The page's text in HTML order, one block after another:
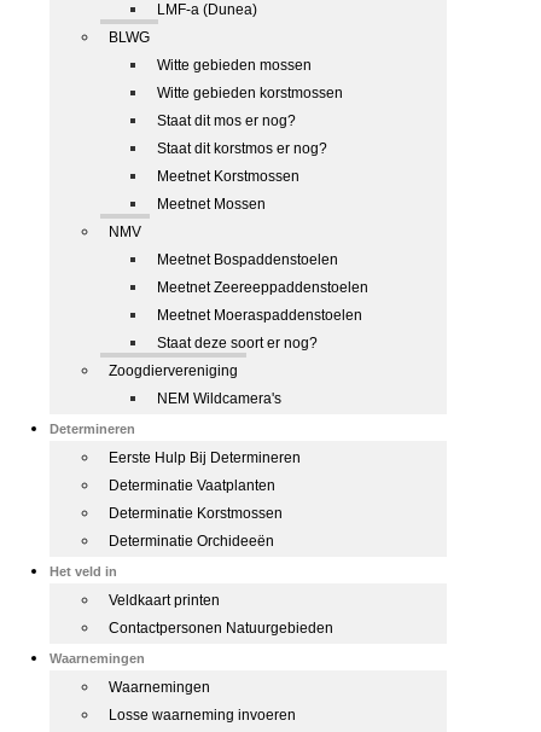
LMF-a (Dunea)
BLWG
Witte gebieden mossen
Witte gebieden korstmossen
Staat dit mos er nog?
Staat dit korstmos er nog?
Meetnet Korstmossen
Meetnet Mossen
NMV
Meetnet Bospaddenstoelen
Meetnet Zeereeppaddenstoelen
Meetnet Moeraspaddenstoelen
Staat deze soort er nog?
Zoogdiervereniging
NEM Wildcamera's
Determineren
Eerste Hulp Bij Determineren
Determinatie Vaatplanten
Determinatie Korstmossen
Determinatie Orchideeën
Het veld in
Veldkaart printen
Contactpersonen Natuurgebieden
Waarnemingen
Waarnemingen
Losse waarneming invoeren